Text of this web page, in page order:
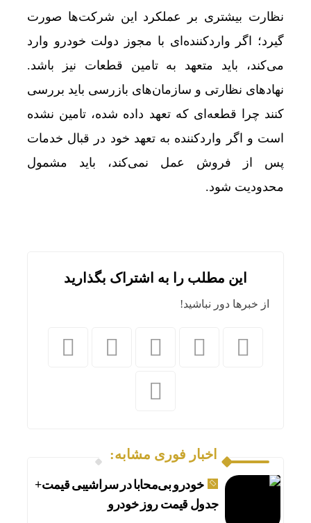
نظارت بیشتری بر عملکرد این شرکت‌ها صورت
گیرد؛ اگر واردکننده‌ای با مجوز دولت خودرو وارد
می‌کند، باید متعهد به تامین قطعات نیز باشد.
نهادهای نظارتی و سازمان‌های بازرسی باید بررسی
کنند چرا قطعه‌ای که تعهد داده شده، تامین نشده
است و اگر واردکننده به تعهد خود در قبال خدمات
پس از فروش عمل نمی‌کند، باید مشمول
محدودیت شود.
این مطلب را به اشتراک بگذارید
از خبرها دور نباشید!
اخبار فوری مشابه:
خودرو بی‌محابا در سراشیبی قیمت+
جدول قیمت روز خودرو